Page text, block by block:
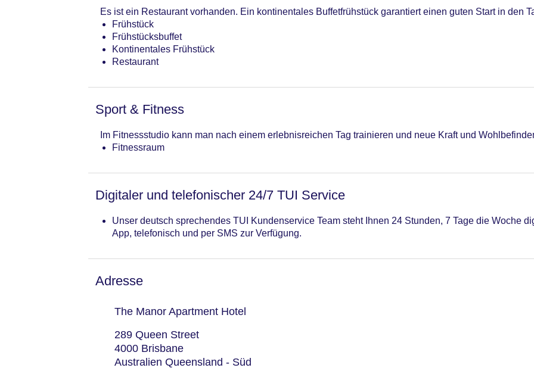
Es ist ein Restaurant vorhanden. Ein kontinentales Buffetfrühstück garantiert einen guten Start in den
Frühstück
Frühstücksbuffet
Kontinentales Frühstück
Restaurant
Sport & Fitness
Im Fitnessstudio kann man nach einem erlebnisreichen Tag trainieren und neue Kraft und
Fitnessraum
Digitaler und telefonischer 24/7 TUI Service
Unser deutsch sprechendes TUI Kundenservice Team steht Ihnen 24 Stunden, 7 Tage die Woche
App, telefonisch und per SMS zur Verfügung.
Adresse
The Manor Apartment Hotel
289 Queen Street
4000 Brisbane
Australien Queensland - Süd